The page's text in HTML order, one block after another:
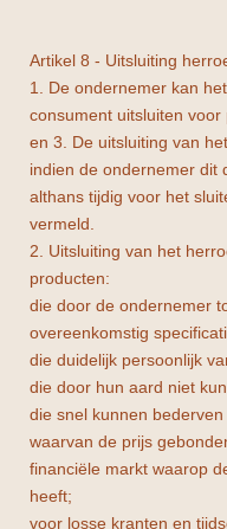
Artikel 8 - Uitsluiting
1. De ondernemer kan
consument uitsluiten
en 3. De uitsluiting van
indien de ondernemer dit
althans tijdig voor het
vermeld.
2. Uitsluiting van het
producten:
die door de ondernemer
overeenkomstig
die duidelijk persoonlijk
die door hun aard niet
die snel kunnen
waarvan de prijs
financiële markt waarop
heeft;
voor losse kranten en